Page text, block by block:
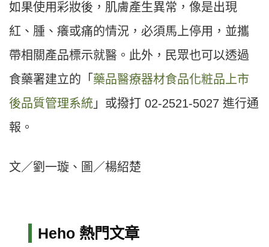
如果使用彩妝後，肌膚產生異常，像是出現
紅、腫、癢或痛的情況，必須馬上停用，並攜
帶相關產品標示就醫。此外，民眾也可以透過
食藥署建立的「 藥品醫療器材食品化粧品上市
後品質管理系統 」或撥打 02-2521-5027 進行通
報。
文／劉一璇、圖／楊紹楚
Heho 熱門文章